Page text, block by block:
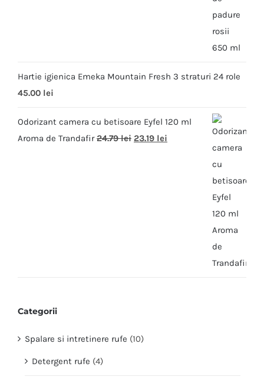
Hartie igienica Emeka Mountain Fresh 3 straturi 24 role
45.00 lei
Odorizant camera cu betisoare Eyfel 120 ml
Aroma de Trandafir 24.79lei 23.19 lei
Categorii
Spalare si intretinere rufe (10)
Detergent rufe (4)